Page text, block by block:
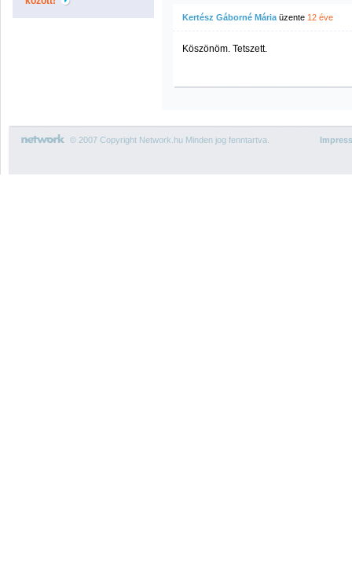
Kertész Gáborné Mária üzente 12 éve
Köszönöm. Tetszett.
© 2007 Copyright Network.hu Minden jog fenntartva.